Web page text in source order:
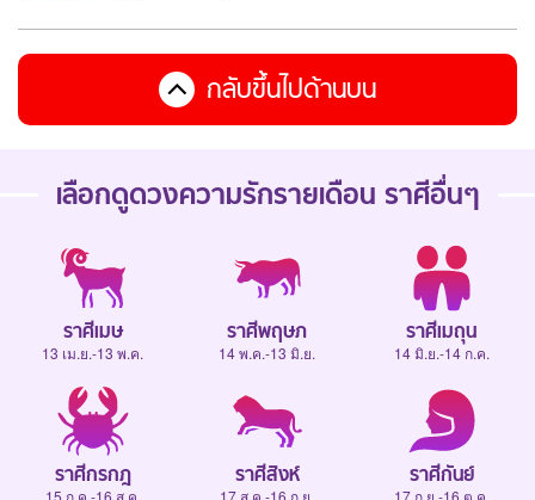
กลับขึ้นไปด้านบน
เลือกดูดวงความรักรายเดือน ราศีอื่นๆ
ราศีเมษ
13 เม.ย.-13 พ.ค.
ราศีพฤษภ
14 พ.ค.-13 มิ.ย.
ราศีเมถุน
14 มิ.ย.-14 ก.ค.
ราศีกรกฎ
15 ก.ค.-16 ส.ค.
ราศีสิงห์
17 ส.ค.-16 ก.ย.
ราศีกันย์
17 ก.ย.-16 ต.ค.